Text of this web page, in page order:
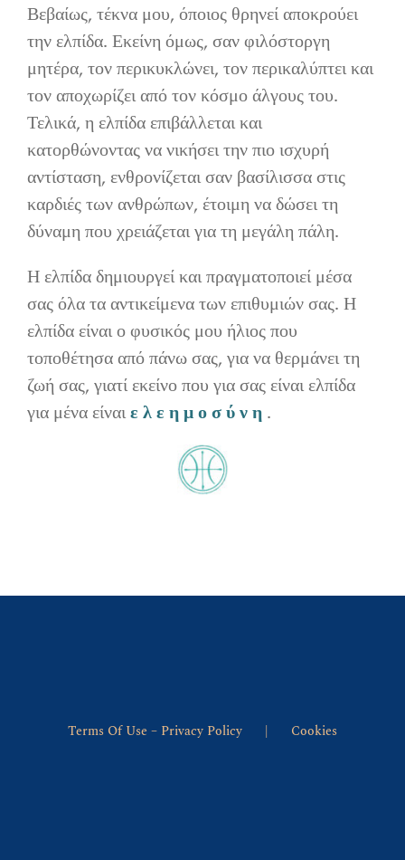
Βεβαίως, τέκνα μου, όποιος θρηνεί αποκρούει
την ελπίδα. Εκείνη όμως, σαν φιλόστοργη
μητέρα, τον περικυκλώνει, τον περικαλύπτει και
τον αποχωρίζει από τον κόσμο άλγους του.
Τελικά, η ελπίδα επιβάλλεται και
κατορθώνοντας να νικήσει την πιο ισχυρή
αντίσταση, ενθρονίζεται σαν βασίλισσα στις
καρδιές των ανθρώπων, έτοιμη να δώσει τη
δύναμη που χρειάζεται για τη μεγάλη πάλη.
Η ελπίδα δημιουργεί και πραγματοποιεί μέσα
σας όλα τα αντικείμενα των επιθυμιών σας. Η
ελπίδα είναι ο φυσικός μου ήλιος που
τοποθέτησα από πάνω σας, για να θερμάνει τη
ζωή σας, γιατί εκείνο που για σας είναι ελπίδα
για μένα είναιε λ ε η μ ο σ ύ ν η.
Terms Of Use – Privacy Policy Cookies